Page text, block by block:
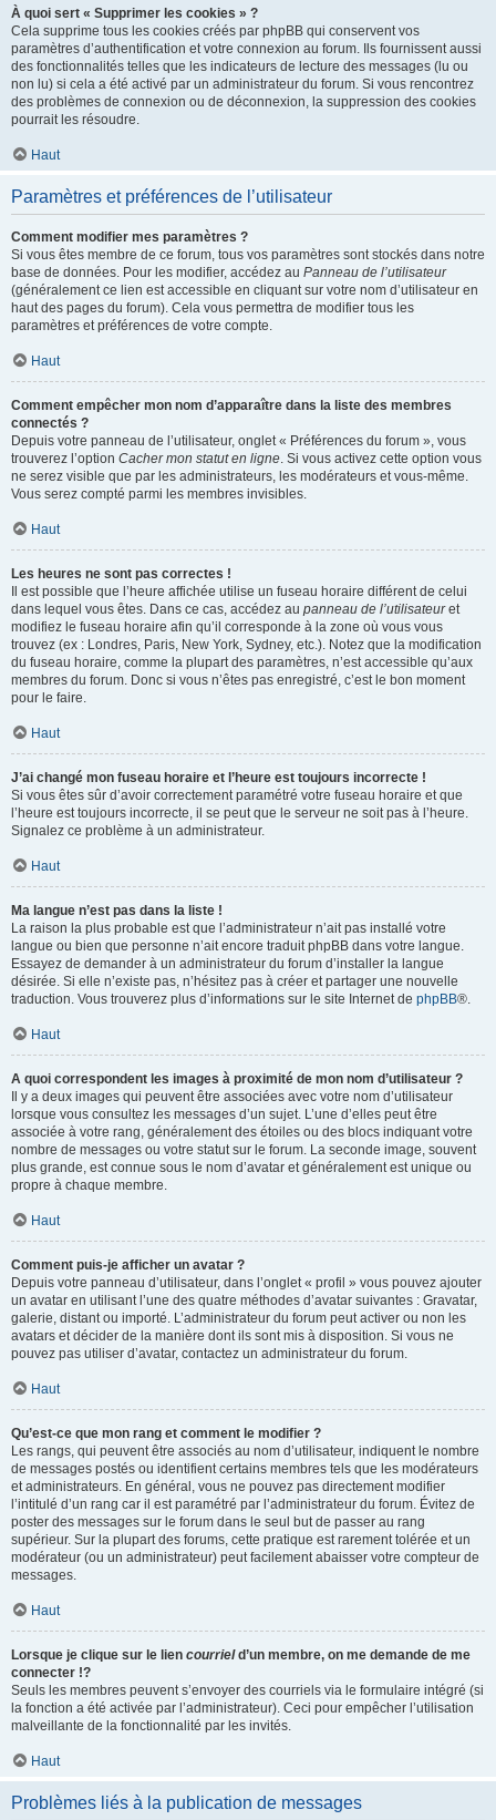
À quoi sert « Supprimer les cookies » ?
Cela supprime tous les cookies créés par phpBB qui conservent vos
paramètres d’authentification et votre connexion au forum. Ils fournissent aussi
des fonctionnalités telles que les indicateurs de lecture des messages (lu ou
non lu) si cela a été activé par un administrateur du forum. Si vous rencontrez
des problèmes de connexion ou de déconnexion, la suppression des cookies
pourrait les résoudre.
Haut
Paramètres et préférences de l’utilisateur
Comment modifier mes paramètres ?
Si vous êtes membre de ce forum, tous vos paramètres sont stockés dans notre
base de données. Pour les modifier, accédez au Panneau de l’utilisateur
(généralement ce lien est accessible en cliquant sur votre nom d’utilisateur en
haut des pages du forum). Cela vous permettra de modifier tous les
paramètres et préférences de votre compte.
Haut
Comment empêcher mon nom d’apparaître dans la liste des membres
connectés ?
Depuis votre panneau de l’utilisateur, onglet « Préférences du forum », vous
trouverez l’option Cacher mon statut en ligne. Si vous activez cette option vous
ne serez visible que par les administrateurs, les modérateurs et vous-même.
Vous serez compté parmi les membres invisibles.
Haut
Les heures ne sont pas correctes !
Il est possible que l’heure affichée utilise un fuseau horaire différent de celui
dans lequel vous êtes. Dans ce cas, accédez au panneau de l’utilisateuret
modifiez le fuseau horaire afin qu’il corresponde à la zone où vous vous
trouvez (ex : Londres, Paris, New York, Sydney, etc.). Notez que la modification
du fuseau horaire, comme la plupart des paramètres, n’est accessible qu’aux
membres du forum. Donc si vous n’êtes pas enregistré, c’est le bon moment
pour le faire.
Haut
J’ai changé mon fuseau horaire et l’heure est toujours incorrecte !
Si vous êtes sûr d’avoir correctement paramétré votre fuseau horaire et que
l’heure est toujours incorrecte, il se peut que le serveur ne soit pas à l’heure.
Signalez ce problème à un administrateur.
Haut
Ma langue n’est pas dans la liste !
La raison la plus probable est que l’administrateur n’ait pas installé votre
langue ou bien que personne n’ait encore traduit phpBB dans votre langue.
Essayez de demander à un administrateur du forum d’installer la langue
désirée. Si elle n’existe pas, n’hésitez pas à créer et partager une nouvelle
traduction. Vous trouverez plus d’informations sur le site Internet de phpBB®.
Haut
A quoi correspondent les images à proximité de mon nom d’utilisateur ?
Il y a deux images qui peuvent être associées avec votre nom d’utilisateur
lorsque vous consultez les messages d’un sujet. L’une d’elles peut être
associée à votre rang, généralement des étoiles ou des blocs indiquant votre
nombre de messages ou votre statut sur le forum. La seconde image, souvent
plus grande, est connue sous le nom d’avatar et généralement est unique ou
propre à chaque membre.
Haut
Comment puis-je afficher un avatar ?
Depuis votre panneau d’utilisateur, dans l’onglet « profil » vous pouvez ajouter
un avatar en utilisant l’une des quatre méthodes d’avatar suivantes : Gravatar,
galerie, distant ou importé. L’administrateur du forum peut activer ou non les
avatars et décider de la manière dont ils sont mis à disposition. Si vous ne
pouvez pas utiliser d’avatar, contactez un administrateur du forum.
Haut
Qu’est-ce que mon rang et comment le modifier ?
Les rangs, qui peuvent être associés au nom d’utilisateur, indiquent le nombre
de messages postés ou identifient certains membres tels que les modérateurs
et administrateurs. En général, vous ne pouvez pas directement modifier
l’intitulé d’un rang car il est paramétré par l’administrateur du forum. Évitez de
poster des messages sur le forum dans le seul but de passer au rang
supérieur. Sur la plupart des forums, cette pratique est rarement tolérée et un
modérateur (ou un administrateur) peut facilement abaisser votre compteur de
messages.
Haut
Lorsque je clique sur le lien courrield’un membre, on me demande de me
connecter !?
Seuls les membres peuvent s’envoyer des courriels via le formulaire intégré (si
la fonction a été activée par l’administrateur). Ceci pour empêcher l’utilisation
malveillante de la fonctionnalité par les invités.
Haut
Problèmes liés à la publication de messages